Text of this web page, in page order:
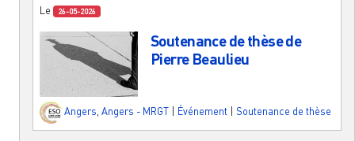
Le 26-05-2026
Soutenance de thèse de
Pierre Beaulieu
Angers, Angers - MRGT Événement Soutenance de thèse